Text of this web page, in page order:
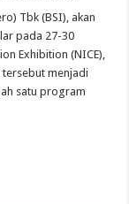
Tbk (BSI), akan
pada 27-30
Exhibition (NICE),
tersebut menjadi
satu program